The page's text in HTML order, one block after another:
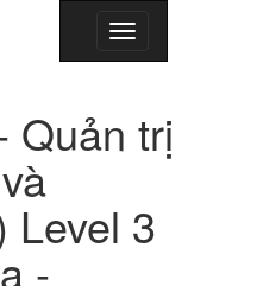
Toggle
navigation
Quản trị
Level 3
-